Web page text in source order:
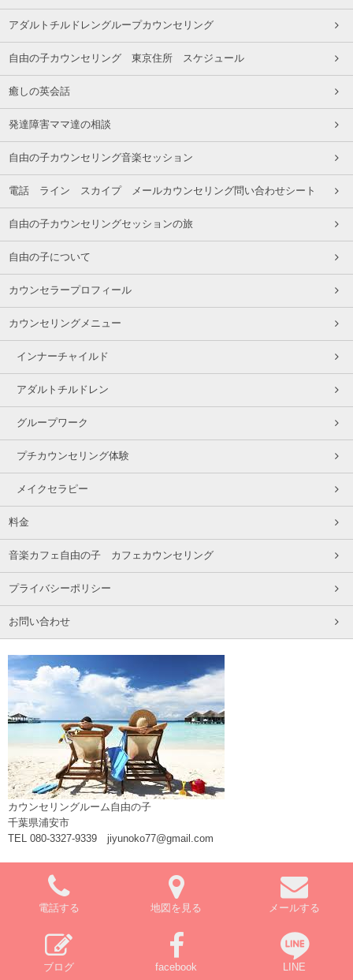
アダルトチルドレングループカウンセリング
自由の子カウンセリング 東京住所 スケジュール
癒しの英会話
発達障害ママ達の相談
自由の子カウンセリング音楽セッション
電話 ライン スカイプ メールカウンセリング問い合わせシート
自由の子カウンセリングセッションの旅
自由の子について
カウンセラープロフィール
カウンセリングメニュー
インナーチャイルド
アダルトチルドレン
グループワーク
プチカウンセリング体験
メイクセラピー
料金
音楽カフェ自由の子 カフェカウンセリング
プライバシーポリシー
お問い合わせ
カウンセリングルーム自由の子
千葉県浦安市
TEL 080-3327-9339 jiyunoko77@gmail.com
電話する 地図を見る メールする
ブログ facebook LINE